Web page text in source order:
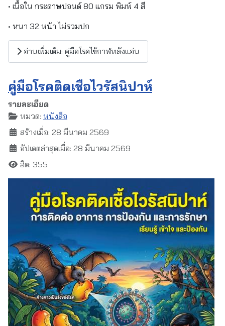
• เนื้อใน กระดาษปอนด์ 80 แกรม พิมพ์ 4 สี
• หนา 32 หน้า ไม่รวมปก
อ่านเพิ่มเติม: คู่มือโรคไข้กาฬหลังแอ่น
คู่มือโรคติดเชื้อไวรัสนิปาห์
รายละเอียด
หมวด: หนังสือ
สร้างเมื่อ: 28 มีนาคม 2569
อัปเดตล่าสุดเมื่อ: 28 มีนาคม 2569
ฮิต: 355